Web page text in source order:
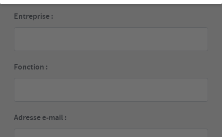
Entreprise :
Fonction :
Adresse e-mail :